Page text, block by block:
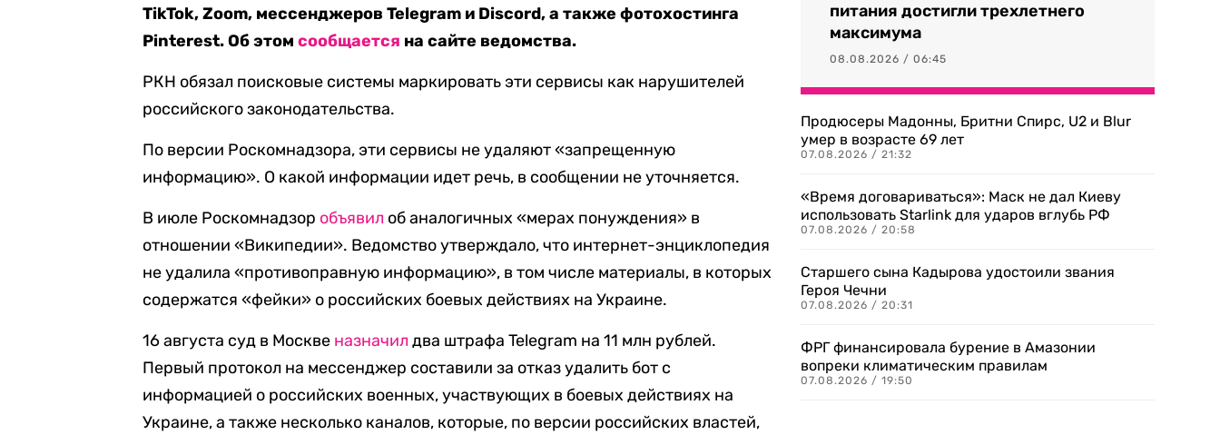
TikTok, Zoom, мессенджеров Telegram и Discord, а также фотохостинга
Pinterest. Об этомсообщается на сайте ведомства.
РКН обязал поисковые системы маркировать эти сервисы как нарушителей
российского законодательства.
По версии Роскомнадзора, эти сервисы не удаляют «запрещенную
информацию». О какой информации идет речь, в сообщении не уточняется.
В июле Роскомнадзор объявил об аналогичных «мерах понуждения» в
отношении «Википедии». Ведомство утверждало, что интернет-энциклопедия
не удалила «противоправную информацию», в том числе материалы, в которых
содержатся «фейки» о российских боевых действиях на Украине.
16 августа суд в Москве назначил два штрафа Telegram на 11 млн рублей.
Первый протокол на мессенджер составили за отказ удалить бот с
информацией о российских военных, участвующих в боевых действиях на
Украине, а также несколько каналов, которые, по версии российских властей,
питания достигли трехлетнего
максимума
08.08.2026 / 06:45
Продюсеры Мадонны, Бритни Спирс, U2 и Blur
умер в возрасте 69 лет
07.08.2026 / 21:32
«Время договариваться»: Маск не дал Киеву
использовать Starlink для ударов вглубь РФ
07.08.2026 / 20:58
Старшего сына Кадырова удостоили звания
Героя Чечни
07.08.2026 / 20:31
ФРГ финансировала бурение в Амазонии
вопреки климатическим правилам
07.08.2026 / 19:50